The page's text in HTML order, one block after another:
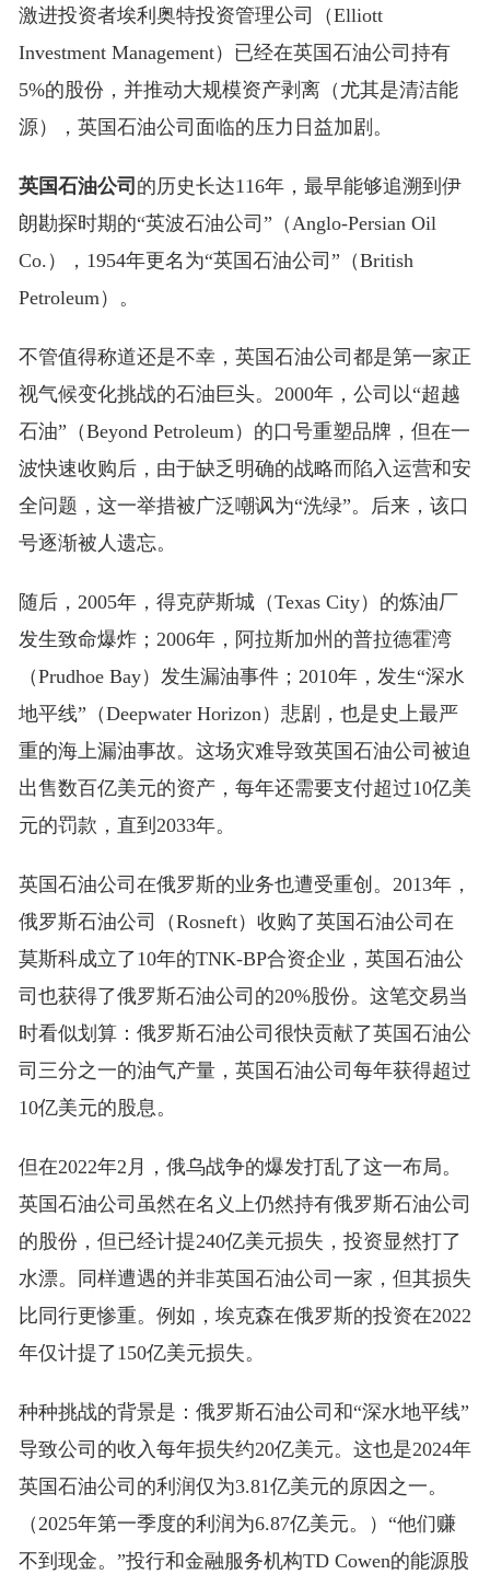
激进投资者埃利奥特投资管理公司（Elliott
Investment Management）已经在英国石油公司持有
5%的股份，并推动大规模资产剥离（尤其是清洁能
源），英国石油公司面临的压力日益加剧。
英国石油公司 的历史长达116年，最早能够追溯到伊
朗勘探时期的“英波石油公司”（Anglo-Persian Oil
Co.），1954年更名为“英国石油公司”（British
Petroleum）。
不管值得称道还是不幸，英国石油公司都是第一家正
视气候变化挑战的石油巨头。2000年，公司以“超越
石油”（Beyond Petroleum）的口号重塑品牌，但在一
波快速收购后，由于缺乏明确的战略而陷入运营和安
全问题，这一举措被广泛嘲讽为“洗绿”。后来，该口
号逐渐被人遗忘。
随后，2005年，得克萨斯城（Texas City）的炼油厂
发生致命爆炸；2006年，阿拉斯加州的普拉德霍湾
（Prudhoe Bay）发生漏油事件；2010年，发生“深水
地平线”（Deepwater Horizon）悲剧，也是史上最严
重的海上漏油事故。这场灾难导致英国石油公司被迫
出售数百亿美元的资产，每年还需要支付超过10亿美
元的罚款，直到2033年。
英国石油公司在俄罗斯的业务也遭受重创。2013年，
俄罗斯石油公司（Rosneft）收购了英国石油公司在
莫斯科成立了10年的TNK-BP合资企业，英国石油公
司也获得了俄罗斯石油公司的20%股份。这笔交易当
时看似划算：俄罗斯石油公司很快贡献了英国石油公
司三分之一的油气产量，英国石油公司每年获得超过
10亿美元的股息。
但在2022年2月，俄乌战争的爆发打乱了这一布局。
英国石油公司虽然在名义上仍然持有俄罗斯石油公司
的股份，但已经计提240亿美元损失，投资显然打了
水漂。同样遭遇的并非英国石油公司一家，但其损失
比同行更惨重。例如，埃克森在俄罗斯的投资在2022
年仅计提了150亿美元损失。
种种挑战的背景是：俄罗斯石油公司和“深水地平线”
导致公司的收入每年损失约20亿美元。这也是2024年
英国石油公司的利润仅为3.81亿美元的原因之一。
（2025年第一季度的利润为6.87亿美元。）“他们赚
不到现金。”投行和金融服务机构TD Cowen的能源股